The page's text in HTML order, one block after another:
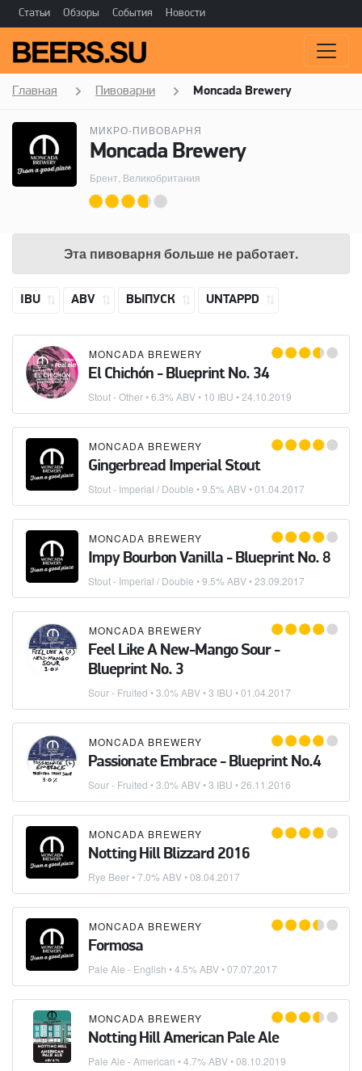
Статьи Обзоры События Новости
Главная Пивоварни Moncada Brewery
МИКРО-ПИВОВАРНЯ
Moncada Brewery
Брент, Великобритания
Эта пивоварня больше не работает.
IBU ABV ВЫПУСК UNTAPPD
MONCADA BREWERY
El Chichón - Blueprint No. 34
Stout - Other• 6.3% ABV • 10 IBU •24.10.2019
MONCADA BREWERY
Gingerbread Imperial Stout
Stout - Imperial / Double • 9.5% ABV •01.04.2017
MONCADA BREWERY
Impy Bourbon Vanilla - Blueprint No. 8
Stout - Imperial / Double • 9.5% ABV •23.09.2017
MONCADA BREWERY
Feel Like A New-Mango Sour -
Blueprint No. 3
Sour - Fruited • 3.0% ABV • 3 IBU •01.04.2017
MONCADA BREWERY
Passionate Embrace - Blueprint No.4
Sour - Fruited • 3.0% ABV • 3 IBU •26.11.2016
MONCADA BREWERY
Notting Hill Blizzard 2016
Rye Beer• 7.0% ABV •08.04.2017
MONCADA BREWERY
Formosa
Pale Ale - English • 4.5% ABV •07.07.2017
MONCADA BREWERY
Notting Hill American Pale Ale
Pale Ale - American • 4.7% ABV •08.10.2019